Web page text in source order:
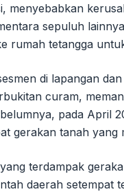
menyebabkan
sepuluh
rumah tetangga
di lapangan
curam,
pada April
gerakan tanah yang
terdampak
daerah setempat